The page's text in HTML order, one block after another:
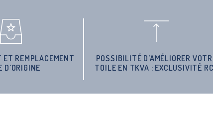
ET REMPLACEMENT
D’ORIGINE
POSSIBILITÉ D’AMÉLIORER
TOILE EN TKVA : EXCLUSIVITÉ